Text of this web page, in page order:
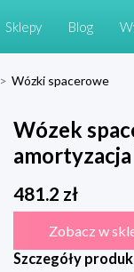
Sklepy Blog
> Wózki spacerowe
Wózek
481.2 zł
Zobacz w
Szczegóły